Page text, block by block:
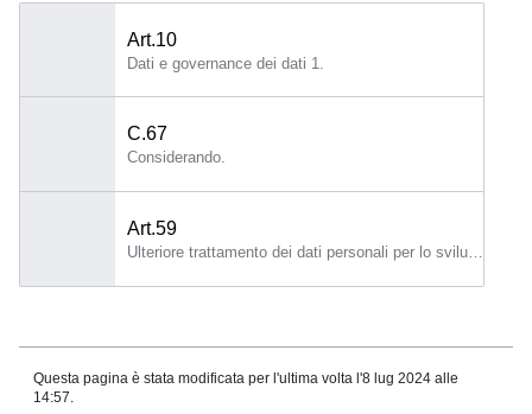
Art.10
Dati e governance dei dati 1.
C.67
Considerando.
Art.59
Questa pagina è stata modificata per l'ultima volta l'8 lug 2024 alle
14:57.